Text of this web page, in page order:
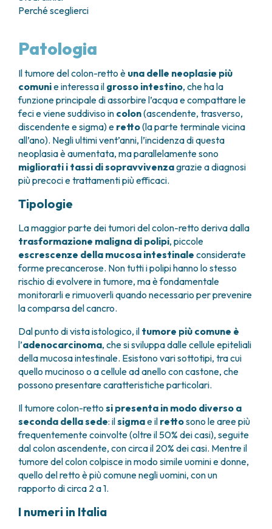
TUMORI TESTA E COLLO
APPARATO GENITALE-RIPRODUTTIVO
ENDOMETRIOSI
FIBROMI UTERINI
TUMORE CERVICE UTERINA
TUMORI ENDOMETRIO
TUMORI MAMMELLA
TUMORI OVAIO
TUMORI PROSTATA
TUMORI TESTICOLO
TUMORI VESCICA
TUMORI DI PELLE, SANGUE E TESSUTI
LEUCEMIE ACUTE
LINFOMI
MELANOMI
MESOTELIOMI
METASTASI DEL SISTEMA NERVOSO CENTRALE
MIELOMI
NEOPLASIE MIELODISPLASTICHE
NEOPLASIE MIELOPROLIFERATIVE CRONICHE
SARCOMI E TUMORI RARI
TUMORI OSSEI
AREE CHIRURGICHE
BREAST UNIT
CENTRO PER I TUMORI DELL’OVAIO
CHIRURGIA ONCOLOGICA
CHIRURGIA PLASTICA RICOSTRUTTIVA
CHIRURGIA TORACICA ONCOLOGICA
CHIRURGIA DEI TUMORI DELLA PELLE
CHIRURGIA UROLOGICA
CHIRURGIA SENOLOGICA
GASTROENTEROLOGIA ED ENDOSCOPIA
DIGESTIVA
EREDITARI
DIAGNOSTICA E SERVIZI
DIREZIONE ASSISTENZIALE E TECNICA
ANATOMIA PATOLOGICA
FARMACIA
FISICA SANITARIA
LABORATORIO ANALISI
MEDICINA NUCLEARE
RADIODIAGNOSTICA
RADIOTERAPIA
CONSULENZE
CARDIOLOGIA
DIETETICA E NUTRIZIONE CLINICA
GENETICA MEDICA
PNEUMOLOGIA
PSICOLOGIA
TERAPIA DEL DOLORE E CURE PALLIATIVE
ALTRE CONSULENZE
RICERCA CLINICA
RICERCA CLINICA E INNOVAZIONE
COME RAGGIUNGERCI
OSPITALITÀ SOLIDALE
CANDIOLO CARES
DOCUMENTI UTILI
LISTE D’ATTESA
TECHNOLOGY TRANSFER OFFICE (TTO)
GENOMICS CENTRE
PROGETTI INTERNAZIONALI
PROGETTI NAZIONALI
RICERCA ONCOLOGICA
SOSTIENI LA RICERCA
HOSPICE
NEWS
SOSTIENI LA RICERCA PRENOTA
Perché sceglierci
Patologia
Il tumore del colon-retto è una delle neoplasie più
comunie interessa il grosso intestino, che ha la
funzione principale di assorbire l’acqua e compattare le
feci e viene suddiviso in colon(ascendente, trasverso,
discendente e sigma) e retto(la parte terminale vicina
all’ano). Negli ultimi vent’anni, l’incidenza di questa
neoplasia è aumentata, ma parallelamente sono
migliorati i tassi di sopravvivenzagrazie a diagnosi
più precoci e trattamenti più efficaci.
Tipologie
La maggior parte dei tumori del colon-retto deriva dalla
trasformazione maligna di polipi, piccole
escrescenze della mucosa intestinale considerate
forme precancerose. Non tutti i polipi hanno lo stesso
rischio di evolvere in tumore, ma è fondamentale
monitorarli e rimuoverli quando necessario per prevenire
la comparsa del cancro.
Dal punto di vista istologico, il tumore più comune è
l’adenocarcinoma, che si sviluppa dalle cellule epiteliali
della mucosa intestinale. Esistono vari sottotipi, tra cui
quello mucinoso o a cellule ad anello con castone, che
possono presentare caratteristiche particolari.
Il tumore colon-retto si presenta in modo diverso a
seconda della sede: ilsigmae il rettosono le aree più
frequentemente coinvolte (oltre il 50% dei casi), seguite
dal colon ascendente, con circa il 20% dei casi. Mentre il
tumore del colon colpisce in modo simile uomini e donne,
quello del retto è più comune negli uomini, con un
rapporto di circa 2 a 1.
I numeri in Italia